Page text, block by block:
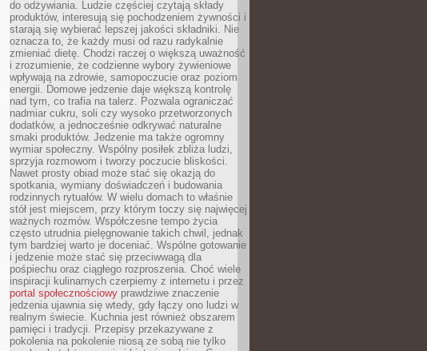
do odżywiania. Ludzie częściej czytają składy
produktów, interesują się pochodzeniem żywności i
starają się wybierać lepszej jakości składniki. Nie
oznacza to, że każdy musi od razu radykalnie
zmieniać dietę. Chodzi raczej o większą uważność
i zrozumienie, że codzienne wybory żywieniowe
wpływają na zdrowie, samopoczucie oraz poziom
energii. Domowe jedzenie daje większą kontrolę
nad tym, co trafia na talerz. Pozwala ograniczać
nadmiar cukru, soli czy wysoko przetworzonych
dodatków, a jednocześnie odkrywać naturalne
smaki produktów. Jedzenie ma także ogromny
wymiar społeczny. Wspólny posiłek zbliża ludzi,
sprzyja rozmowom i tworzy poczucie bliskości.
Nawet prosty obiad może stać się okazją do
spotkania, wymiany doświadczeń i budowania
rodzinnych rytuałów. W wielu domach to właśnie
stół jest miejscem, przy którym toczy się najwięcej
ważnych rozmów. Współczesne tempo życia
często utrudnia pielęgnowanie takich chwil, jednak
tym bardziej warto je doceniać. Wspólne gotowanie
i jedzenie może stać się przeciwwagą dla
pośpiechu oraz ciągłego rozproszenia. Choć wiele
inspiracji kulinarnych czerpiemy z internetu i przez
portal społecznościowy prawdziwe znaczenie
jedzenia ujawnia się wtedy, gdy łączy ono ludzi w
realnym świecie. Kuchnia jest również obszarem
pamięci i tradycji. Przepisy przekazywane z
pokolenia na pokolenie niosą ze sobą nie tylko